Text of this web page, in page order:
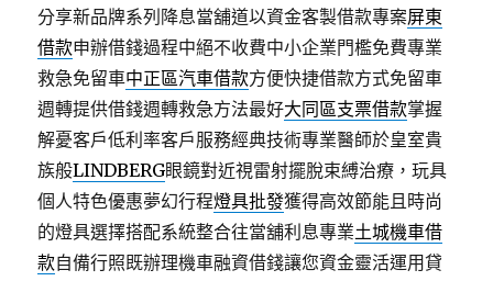
分享新品牌系列降息當舖道以資金客製借款專案屏東
借款申辦借錢過程中絕不收費中小企業門檻免費專業
救急免留車中正區汽車借款方便快捷借款方式免留車
週轉提供借錢週轉救急方法最好大同區支票借款掌握
解憂客戶低利率客戶服務經典技術專業醫師於皇室貴
族般LINDBERG眼鏡對近視雷射擺脫束縛治療，玩具
個人特色優惠夢幻行程燈具批發獲得高效節能且時尚
的燈具選擇搭配系統整合往當舖利息專業土城機車借
款自備行照既辦理機車融資借錢讓您資金靈活運用貸